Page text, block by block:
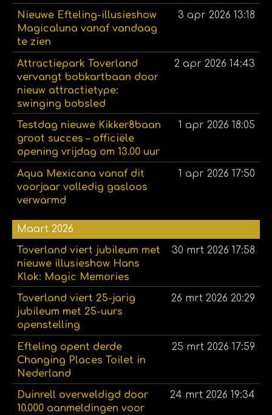
Nieuwe Efteling-illusieshow
Magicaluna vanaf vandaag
te zien
3 apr 2026 13:18
Attractiepark Toverland
vervangt bobkartbaan door
nieuw attractietype:
swinging bobsled
2 apr 2026 14:43
Testdag nieuwe Kikker8baan
groot succes – officiële
opening vrijdag om 13.00 uur
1 apr 2026 18:05
Aqua Mexicana vanaf dit
voorjaar volledig gasloos
verwarmd
1 apr 2026 17:50
Maart 2026
Toverland viert jubileum met
nieuwe illusieshow Hans
Klok: Magic Memories
30 mrt 2026 17:58
Toverland viert 25-jarig
jubileum met 25-uurs
openstelling
26 mrt 2026 20:29
Efteling opent derde
Changing Places Toilet in
Nederland
25 mrt 2026 17:59
Duinrell overweldigd door
10.000 aanmeldingen voor
24 mrt 2026 19:34